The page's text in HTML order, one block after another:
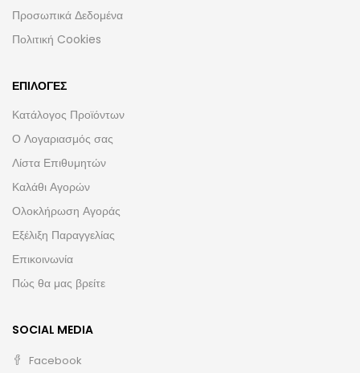
Προσωπικά Δεδομένα
Πολιτική Cookies
ΕΠΙΛΟΓΈΣ
Κατάλογος Προϊόντων
Ο Λογαριασμός σας
Λίστα Επιθυμητών
Καλάθι Αγορών
Ολοκλήρωση Αγοράς
Εξέλιξη Παραγγελίας
Επικοινωνία
Πώς θα μας βρείτε
SOCIAL MEDIA
Facebook